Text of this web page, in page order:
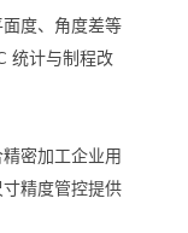
度、角度差等
统计与制程改
密加工企业用
精度管控提供